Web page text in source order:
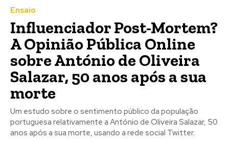
Registe-se na nossa lista de correio e receba mensalmente
no seu email os artigos do mês transacto, ilustrações e
Registe-se na nossa lista de correio e receba mensalmente
no seu email os artigos do mês transacto, ilustrações e
Ensaio
Influenciador Post-Mortem?
A Opinião Pública Online
sobre António de Oliveira
Salazar, 50 anos após a sua
morte
Um estudo sobre o sentimento público da população
portuguesa relativamente a António de Oliveira Salazar, 50
anos após a sua morte, usando a rede social Twitter.